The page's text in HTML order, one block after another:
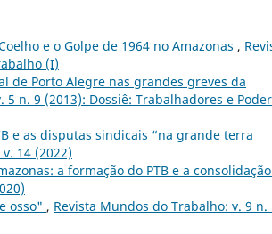
e o Golpe de 1964 no Amazonas ,
(I)
de Porto Alegre nas grandes greves da
n. 9 (2013): Dossiê: Trabalhadores e Poder
e as disputas sindicais “na grande terra
14 (2022)
a formação do PTB e a
osso" , Revista Mundos do Trabalho: v. 9 n.